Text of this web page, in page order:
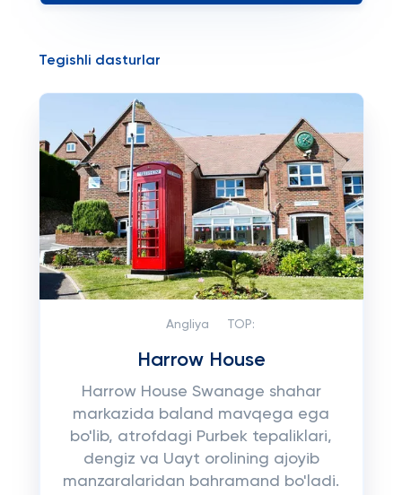
Tegishli dasturlar
Angliya TOP:
Harrow House
Harrow House Swanage shahar
markazida baland mavqega ega
bo'lib, atrofdagi Purbek tepaliklari,
dengiz va Uayt orolining ajoyib
manzaralaridan bahramand bo'ladi.